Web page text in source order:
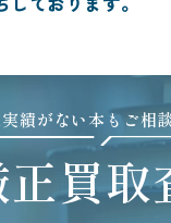
実績がない本もご相
正買取